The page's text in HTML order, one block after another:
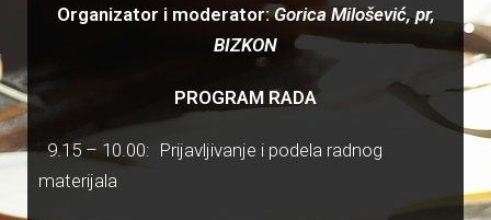
Organizator i moderator:Gorica Milošević, pr,
BIZKON
PROGRAM RADA
9.15 – 10.00: Prijavljivanje i podela radnog
materijala